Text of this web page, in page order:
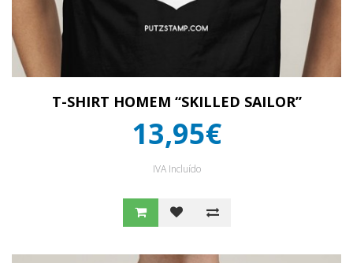
T-SHIRT HOMEM “SKILLED SAILOR”
13,95€
IVA Incluído